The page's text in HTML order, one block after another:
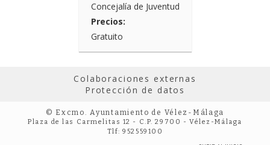
Concejalía de Juventud
Precios:
Gratuito
Colaboraciones externas
Protección de datos
© Excmo. Ayuntamiento de Vélez-Málaga
Plaza de las Carmelitas 12 - C.P. 29700 - Vélez-Málaga
Tlf: 952559100